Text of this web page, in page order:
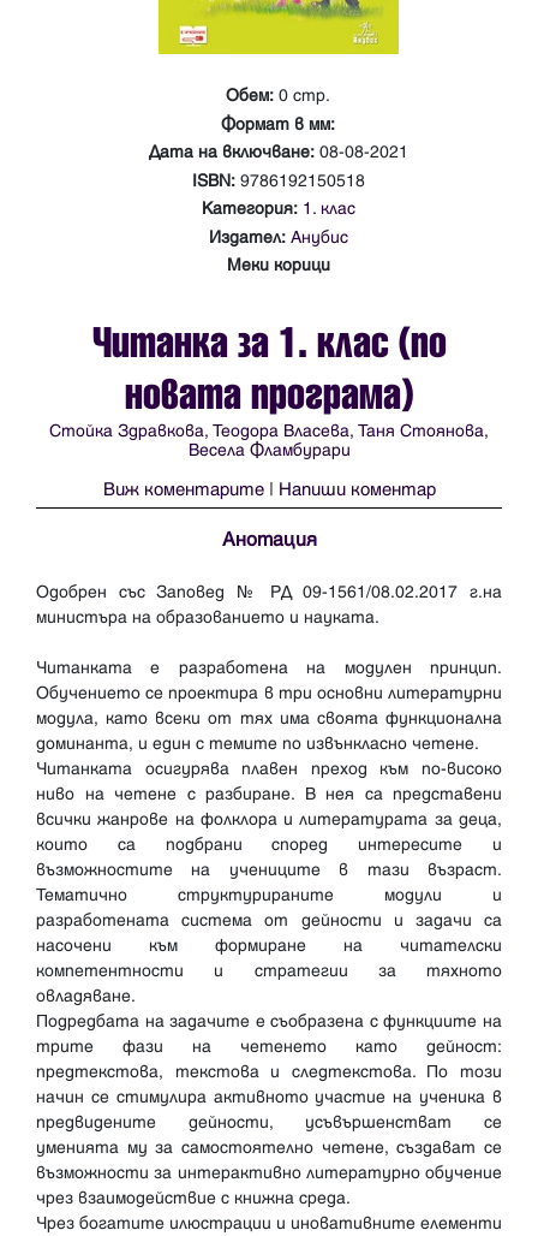
Обем: 0 стр.
Формат в мм:
Дата на включване: 08-08-2021
ISBN: 9786192150518
Категория: 1. клас
Издател: Анубис
Меки корици
Читанка за 1. клас (по
новата програма)
Стойка Здравкова, Теодора Власева, Таня Стоянова,
Весела Фламбурари
Виж коментарите | Напиши коментар
Анотация
Oдобрен със Заповед № РД 09-1561/08.02.2017 г.на
министъра на образованието и науката.
Читанката е разработена на модулен принцип.
Обучението се проектира в три основни литературни
модула, като всеки от тях има своята функционална
доминанта, и един с темите по извънкласно четене.
Читанката осигурява плавен преход към по-високо
ниво на четене с разбиране. В нея са представени
всички жанрове на фолклора и литературата за деца,
които са подбрани според интересите и
възможностите на учениците в тази възраст.
Тематично структурираните модули и
разработената система от дейности и задачи са
насочени към формиране на читателски
компетентности и стратегии за тяхното
овладяване.
Подредбата на задачите е съобразена с функциите на
трите фази на четенето като дейност:
предтекстова, текстова и следтекстова. По този
начин се стимулира активното участие на ученика в
предвидените дейности, усъвършенстват се
уменията му за самостоятелно четене, създават се
възможности за интерактивно литературно обучение
чрез взаимодействие с книжна среда.
Чрез богатите илюстрации и иновативните елементи